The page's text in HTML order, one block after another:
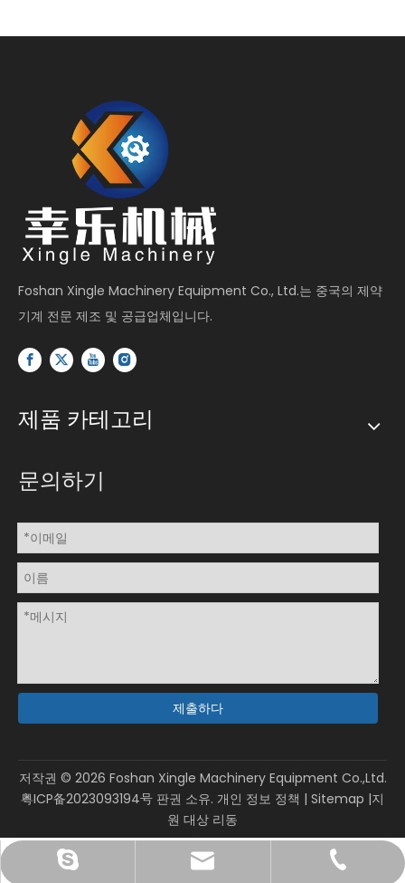
Foshan Xingle Machinery Equipment Co., Ltd.는 중국의 제약
기계 전문 제조 및 공급업체입니다.
gmpacky
sales@xinglepm.com
+86-15919644519
제품 카테고리
문의하기
제출하다
저작권 © 2026 Foshan Xingle Machinery Equipment Co.,Ltd.
粤ICP备2023093194号 판권 소유. 개인 정보 정책 | Sitemap |지
원 대상 리동